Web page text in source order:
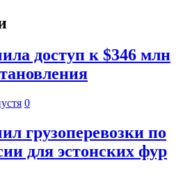
доступ к $346 млн
0
грузоперевозки по
для эстонских фур